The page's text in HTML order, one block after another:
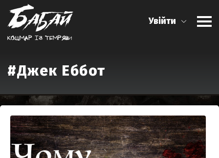
Кошмар iз темряви
Увійти
#Джек Еббот